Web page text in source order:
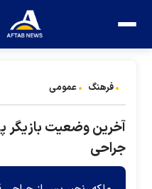
فرهنگ عمومی
آخرین وضعیت
جراحی